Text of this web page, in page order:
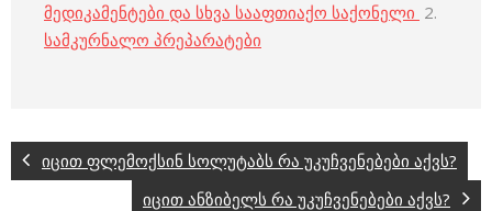
მედიკამენტები და სხვა სააფთიაქო საქონელი 2.
სამკურნალო პრეპარატები
იცით ფლემოქსინ სოლუტაბს რა უკუჩვენებები აქვს?
იცით ანზიბელს რა უკუჩვენებები აქვს?